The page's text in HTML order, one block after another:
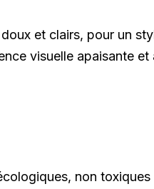
et clairs, pour un
visuelle apaisante
non